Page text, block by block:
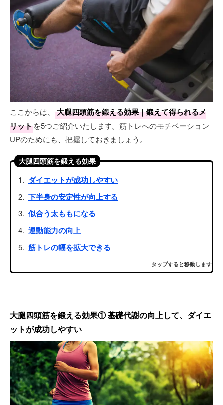
ここからは、
大腿四頭筋を鍛える効果｜鍛えて得られるメ
リットを5つご紹介いたします。筋トレへのモチベーション
UPのためにも、把握しておきましょう。
大腿四頭筋を鍛える効果
ダイエットが成功しやすい
下半身の安定性が向上する
似合う太ももになる
運動能力の向上
筋トレの幅を拡大できる
タップすると移動します
大腿四頭筋を鍛える効果① 基礎代謝の向上して、ダイエ
ットが成功しやすい